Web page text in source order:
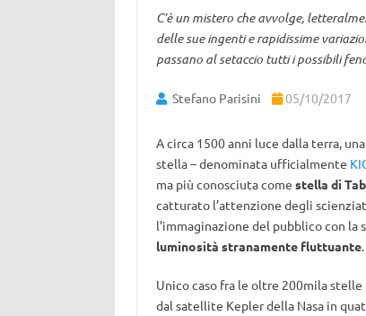
C’è un mistero che avvolge,
delle sue ingenti e rapidissime
passano al setaccio tutti i possibili
Stefano Parisini 05/10/2017
A circa 1500 anni luce dalla terra,
stella – denominata ufficialmente
ma più conosciuta come stella di
catturato l’attenzione degli
l’immaginazione del pubblico con la
luminosità stranamente fluttuante.
Unico caso fra le oltre 200mila stelle
dal satellite Kepler della Nasa in